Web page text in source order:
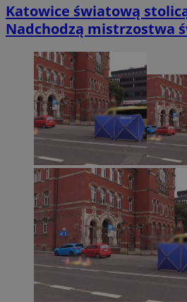
Katowice światową
Nadchodzą mistrzostwa